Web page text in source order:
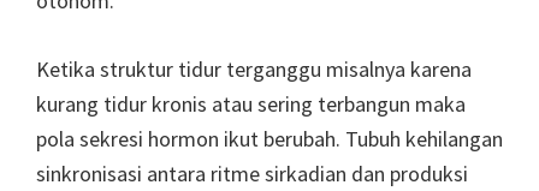
Ketika struktur tidur terganggu misalnya karena
kurang tidur kronis atau sering terbangun maka
pola sekresi hormon ikut berubah. Tubuh kehilangan
sinkronisasi antara ritme sirkadian dan produksi